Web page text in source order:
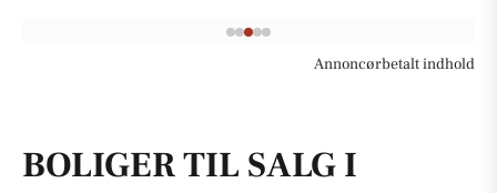
Annoncørbetalt indhold
BOLIGER TIL SALG I